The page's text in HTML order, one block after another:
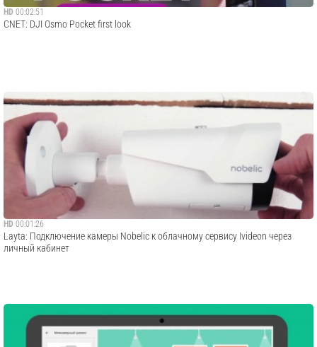
HD 00:02:51
CNET: DJI Osmo Pocket first look
HD 00:01:26
Layta: Подключение камеры Nobelic к облачному сервису Ivideon через
личный кабинет